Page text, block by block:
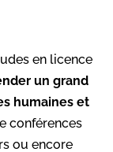
en licence
un grand
humaines et
conférences
ou encore